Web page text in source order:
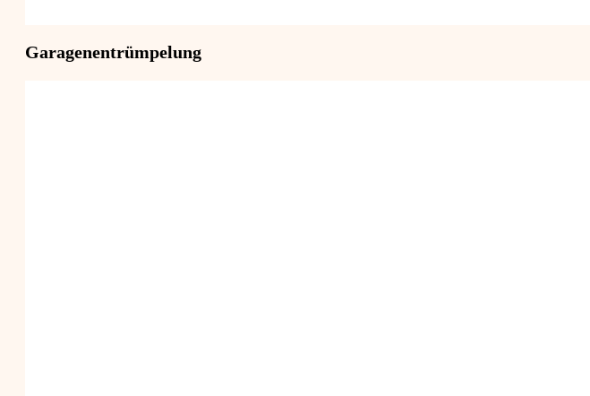
Garagenentrümpelung